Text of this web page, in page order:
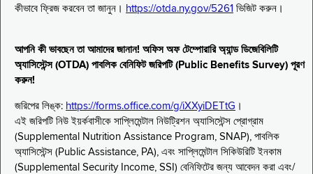
কীভাবে ফ্রিজ করবেন তা জানুন। https://otda.ny.gov/5261 ভিজিট করুন।
আপনি কী ভাবছেন তা আমাদের জানান! অফিস অফ টেম্পোরারি অ্যান্ড ডিজেবিলিটি
অ্যাসিস্টেন্স (OTDA) পাবলিক বেনিফিট জরিপটি (Public Benefits Survey) পূরণ
করুন!
জরিপের লিঙ্ক: https://forms.office.com/g/iXXyiDETtG ।
এই জরিপটি নিউ ইয়র্কবাসীকে সাপ্লিমেন্টাল নিউট্রিশন অ্যাসিস্টেন্স প্রোগ্রাম
(Supplemental Nutrition Assistance Program, SNAP), পাবলিক
অ্যাসিস্টেন্স (Public Assistance, PA), এবং সাপ্লিমেন্টাল সিকিউরিটি ইনকাম
(Supplemental Security Income, SSI) বেনিফিটের জন্য আবেদন করা এবং/